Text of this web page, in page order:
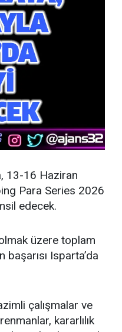
13-16 Haziran
Para Series 2026
edecek.
üzere toplam
Isparta’da
çalışmalar ve
kararlılık